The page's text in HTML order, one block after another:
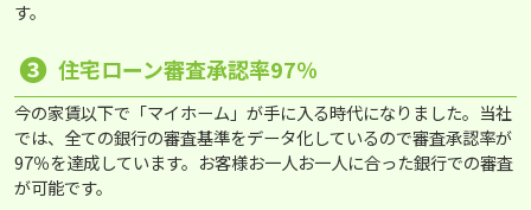
す。
❸ 住宅ローン審査承認率97％
今の家賃以下で「マイホーム」が手に入る時代になりました。当社
では、全ての銀行の審査基準をデータ化しているので審査承認率が
97％を達成しています。お客様お一人お一人に合った銀行での審査
が可能です。